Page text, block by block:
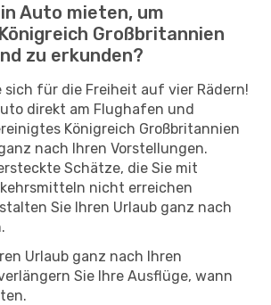
Auto mieten, um
Großbritannien
zu erkunden?
sich für die Freiheit auf vier Rädern!
direkt am Flughafen und
Königreich Großbritannien
nach Ihren Vorstellungen.
Schätze, die Sie mit
nicht erreichen
Sie Ihren Urlaub ganz nach
Urlaub ganz nach Ihren
Sie Ihre Ausflüge, wann